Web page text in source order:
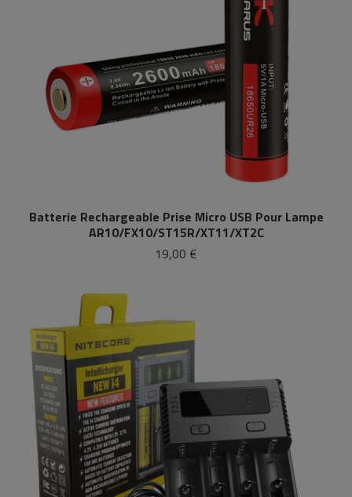
Batterie Rechargeable Prise Micro USB Pour Lampe
AR10/FX10/ST15R/XT11/XT2C
19,00 €